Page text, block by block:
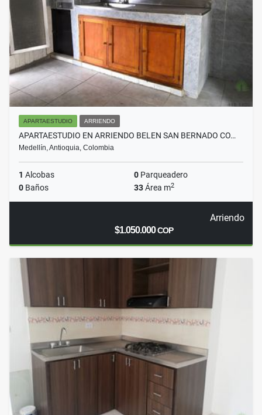
APARTAESTUDIO ARRIENDO
APARTAESTUDIO EN ARRIENDO BELEN SAN BERNADO CO…
Medellín, Antioquia, Colombia
1 Alcobas 0 Parqueadero
0 Baños 33Área m2
Arriendo
$1.050.000COP